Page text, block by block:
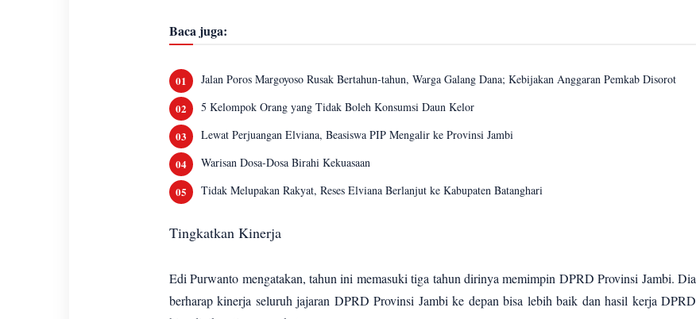
Baca juga:
Jalan Poros Margoyoso Rusak Bertahun-tahun, Warga Galang Dana; Kebijakan Anggaran Pemkab Disorot
5 Kelompok Orang yang Tidak Boleh Konsumsi Daun Kelor
Lewat Perjuangan Elviana, Beasiswa PIP Mengalir ke Provinsi Jambi
Warisan Dosa-Dosa Birahi Kekuasaan
Tidak Melupakan Rakyat, Reses Elviana Berlanjut ke Kabupaten Batanghari
Tingkatkan Kinerja
Edi Purwanto mengatakan, tahun ini memasuki tiga tahun dirinya memimpin DPRD Provinsi Jambi. Dia
berharap kinerja seluruh jajaran DPRD Provinsi Jambi ke depan bisa lebih baik dan hasil kerja DPRD